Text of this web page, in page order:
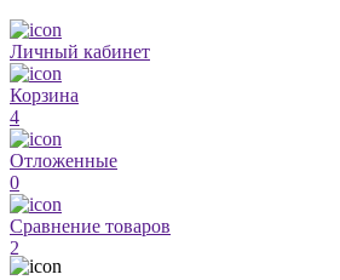
Личный кабинет
Корзина
4
Отложенные
0
Сравнение товаров
2